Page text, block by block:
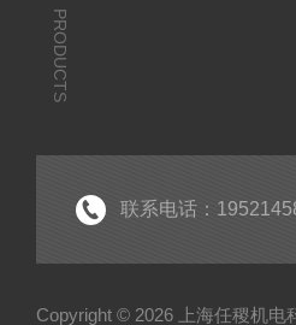
PRODUCTS
联系电话：
Copyright © 2026 上海任稷机